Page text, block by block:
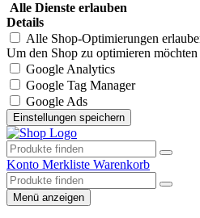
Alle Dienste erlauben
Details
Alle Shop-Optimierungen
Um den Shop zu optimieren
Google Analytics
Google Tag Manager
Google Ads
Konto Merkliste Warenkorb
Menü anzeigen